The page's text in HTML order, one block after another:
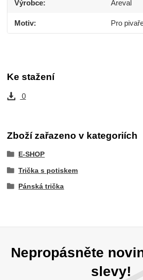
Výrobce Areval
Motiv Pro
Ke stažení
0
Zboží zařazeno v kategoriích
E-SHOP
Trička s potiskem
Pánská trička
Nepropásněte
slevy!